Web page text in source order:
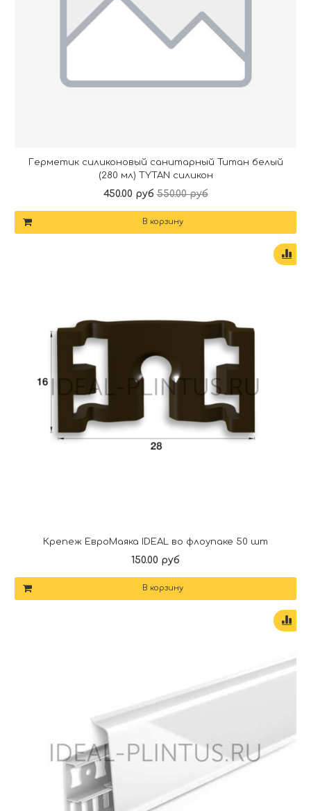
Герметик силиконовый санитарный Титан белый
(280 мл) TYTAN силикон
450.00 руб 550.00 руб
В корзину
Крепеж ЕвроМаяка IDEAL во флоупаке 50 шт
150.00 руб
В корзину